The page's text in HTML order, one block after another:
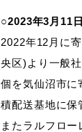
○2023年3月11日
2022年12月に
央区)より一般
個を気仙沼市に
積配送基地に保
またラルフロ